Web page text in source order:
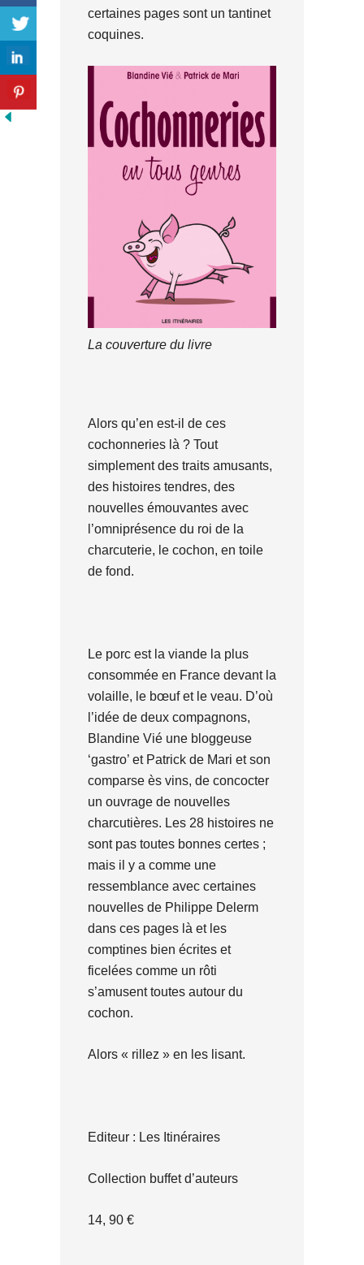
certaines pages sont un tantinet
coquines.
La couverture du livre
Alors qu’en est-il de ces
cochonneries là ? Tout
simplement des traits amusants,
des histoires tendres, des
nouvelles émouvantes avec
l’omniprésence du roi de la
charcuterie, le cochon, en toile
de fond.
Le porc est la viande la plus
consommée en France devant la
volaille, le bœuf et le veau. D’où
l’idée de deux compagnons,
Blandine Vié une bloggeuse
‘gastro’ et Patrick de Mari et son
comparse ès vins, de concocter
un ouvrage de nouvelles
charcutières. Les 28 histoires ne
sont pas toutes bonnes certes ;
mais il y a comme une
ressemblance avec certaines
nouvelles de Philippe Delerm
dans ces pages là et les
comptines bien écrites et
ficelées comme un rôti
s’amusent toutes autour du
cochon.
Alors « rillez » en les lisant.
Editeur : Les Itinéraires
Collection buffet d’auteurs
14, 90 €